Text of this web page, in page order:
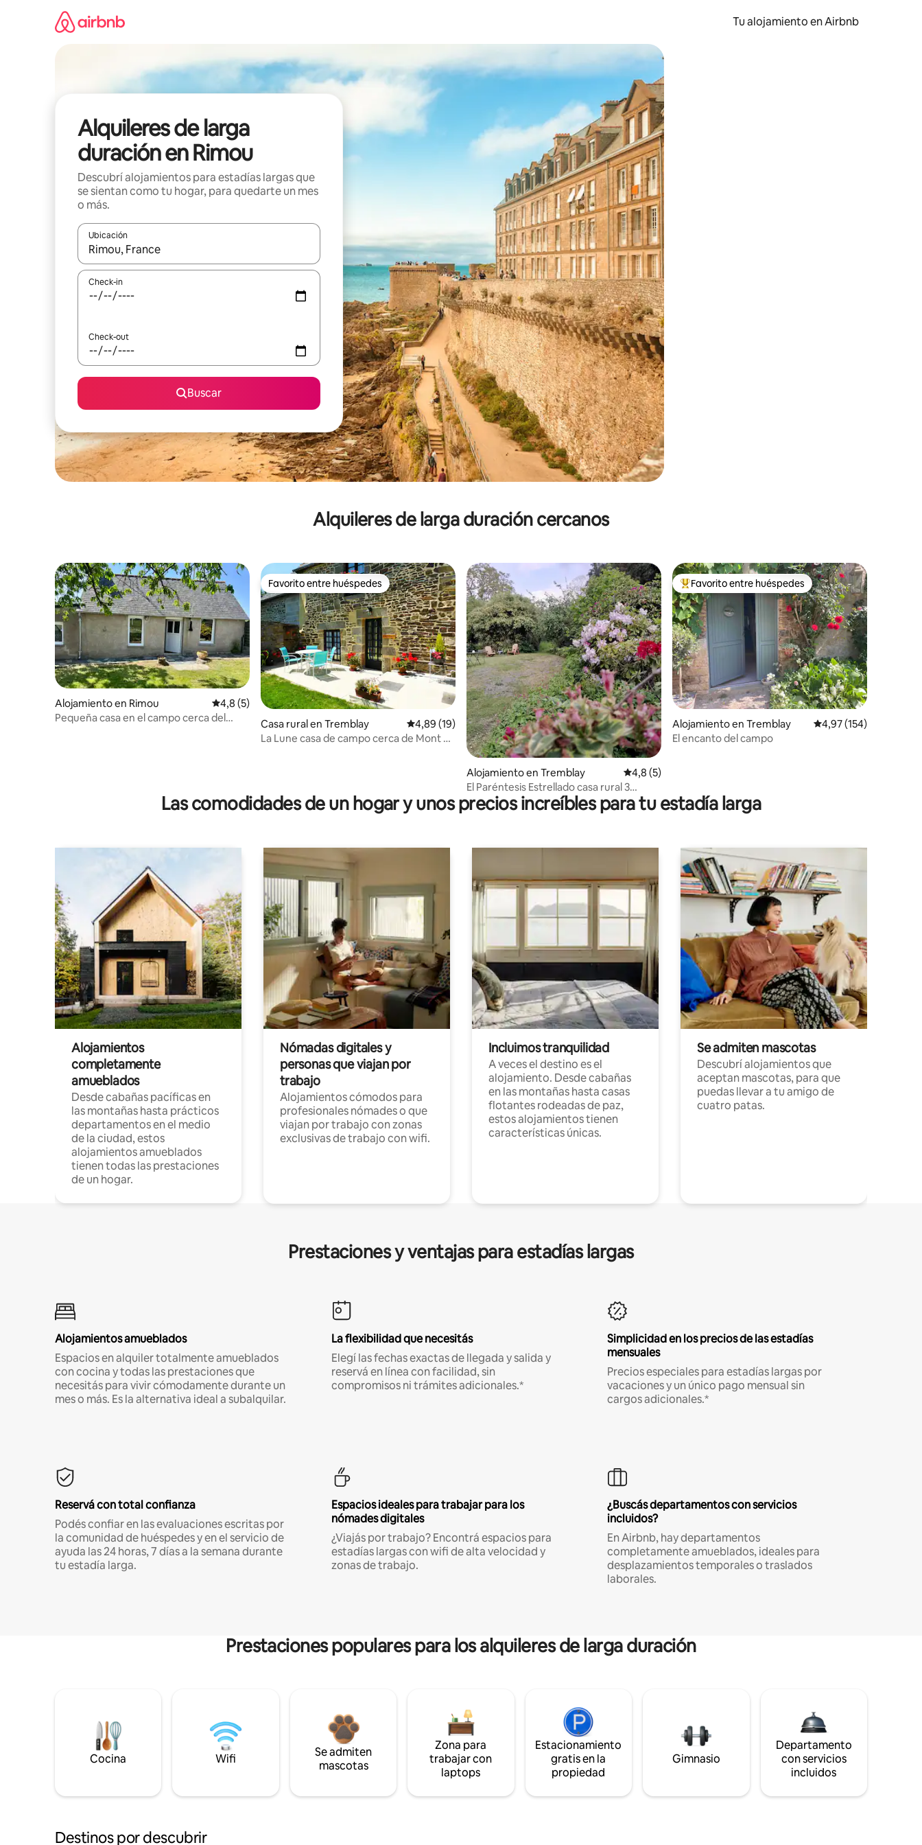
Tu alojamiento en Airbnb
Alquileres de larga
duración en Rimou
Descubrí alojamientos para estadías largas que
se sientan como tu hogar, para quedarte un mes
o más.
Ubicación
Cuando los resultados estén disponibles, navegá con las teclas de flecha hacia arriba y hacia abajo o explorá deslizando el dedo.
Check-in
Check-out
Buscar
Alquileres de larga duración cercanos
Alojamiento en Rimou Calificación promedio: 4,8 de 5. 5 evaluaciones
4,8 (5)
Pequeña casa en el campo cerca del
Favorito entre huéspedes
Favorito entre huéspedes
Casa rural en Tremblay Calificación promedio: 4,89 de 5. 19 evaluaciones
4,89 (19)
La Lune casa de campo cerca de Mont St
Alojamiento en Tremblay
Calificación promedio: 4,8 de 5. 5 evaluaciones
4,8 (5)
El Paréntesis Estrellado casa rural 3
adultos y 2 niños
Favorito entre los huéspedes más destacados
Favorito entre huéspedes
Alojamiento en Tremblay Calificación promedio:
4,97 (154)
El encanto del campo
Las comodidades de un hogar y unos precios increíbles para tu estadía larga
Alojamientos
completamente
amueblados
Desde cabañas pacíficas en
las montañas hasta prácticos
departamentos en el medio
de la ciudad, estos
alojamientos amueblados
tienen todas las prestaciones
de un hogar.
Nómadas digitales y
personas que viajan por
trabajo
Alojamientos cómodos para
profesionales nómades o que
viajan por trabajo con zonas
exclusivas de trabajo con wifi.
Incluimos tranquilidad
A veces el destino es el
alojamiento. Desde cabañas
en las montañas hasta casas
flotantes rodeadas de paz,
estos alojamientos tienen
características únicas.
Se admiten mascotas
Descubrí alojamientos que
aceptan mascotas, para que
puedas llevar a tu amigo de
cuatro patas.
Prestaciones y ventajas para estadías largas
Alojamientos amueblados
Espacios en alquiler totalmente amueblados
con cocina y todas las prestaciones que
necesitás para vivir cómodamente durante un
mes o más. Es la alternativa ideal a subalquilar.
La flexibilidad que necesitás
Elegí las fechas exactas de llegada y salida y
reservá en línea con facilidad, sin
compromisos ni trámites adicionales.*
Simplicidad en los precios de las estadías
mensuales
Precios especiales para estadías largas por
vacaciones y un único pago mensual sin
cargos adicionales.*
Reservá con total confianza
Podés confiar en las evaluaciones escritas por
la comunidad de huéspedes y en el servicio de
ayuda las 24 horas, 7 días a la semana durante
tu estadía larga.
Espacios ideales para trabajar para los
nómades digitales
¿Viajás por trabajo? Encontrá espacios para
estadías largas con wifi de alta velocidad y
zonas de trabajo.
¿Buscás departamentos con servicios
incluidos?
En Airbnb, hay departamentos
completamente amueblados, ideales para
desplazamientos temporales o traslados
laborales.
Prestaciones populares para los alquileres de larga duración
Cocina Wifi
Se admiten
mascotas
Zona para
trabajar con
laptops
Estacionamiento
gratis en la
propiedad
Gimnasio
Departamento
con servicios
incluidos
Destinos por descubrir